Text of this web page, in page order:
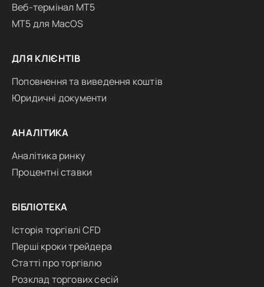
Веб-термінал MT5
MT5 для MacOS
ДЛЯ КЛІЄНТІВ
Поповнення та виведення коштів
Юридичні документи
АНАЛІТИКА
Аналітика ринку
Процентні ставки
БІБЛІОТЕКА
Історія торгівлі CFD
Перші кроки трейдера
Статті про торгівлю
Розклад торгових сесій